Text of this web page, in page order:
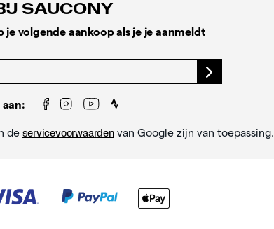
SAUCONY
je volgende aankoop als je je aanmeldt
aan:
de servicevoorwaardenvan Google zijn van toepassing.